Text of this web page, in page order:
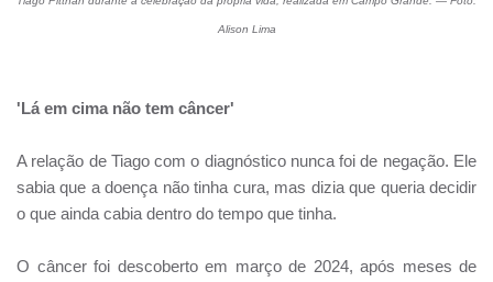
Alison Lima
'Lá em cima não tem câncer'
A relação de Tiago com o diagnóstico nunca foi de negação. Ele
sabia que a doença não tinha cura, mas dizia que queria decidir
o que ainda cabia dentro do tempo que tinha.
O câncer foi descoberto em março de 2024, após meses de